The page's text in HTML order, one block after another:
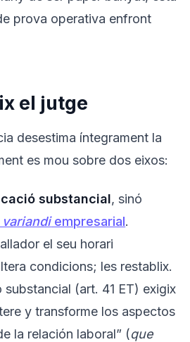
prova operativa enfront
el jutge
desestima íntegrament la
es mou sobre dos eixos:
substancial, sinó
empresarial.
el seu horari
condicions; les restablix.
(art. 41 ET) exigix
y transforme los aspectos
la relación laboral” (que